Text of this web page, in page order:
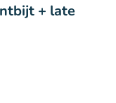
+ late